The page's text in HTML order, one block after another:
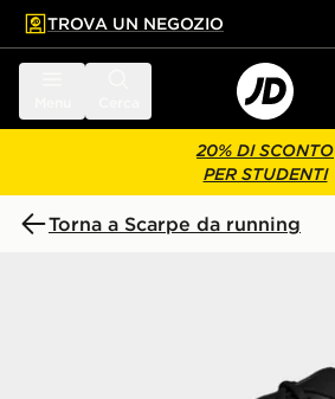
principale
a fondo pagina
TROVA UN NEGOZIO
20% DI SCONTO
PER STUDENTI
Torna a Scarpe da running